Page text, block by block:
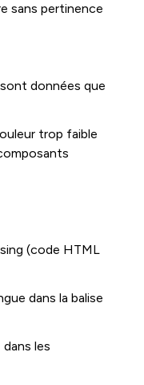
sans pertinence
données que
trop faible
(code HTML
dans la balise
les